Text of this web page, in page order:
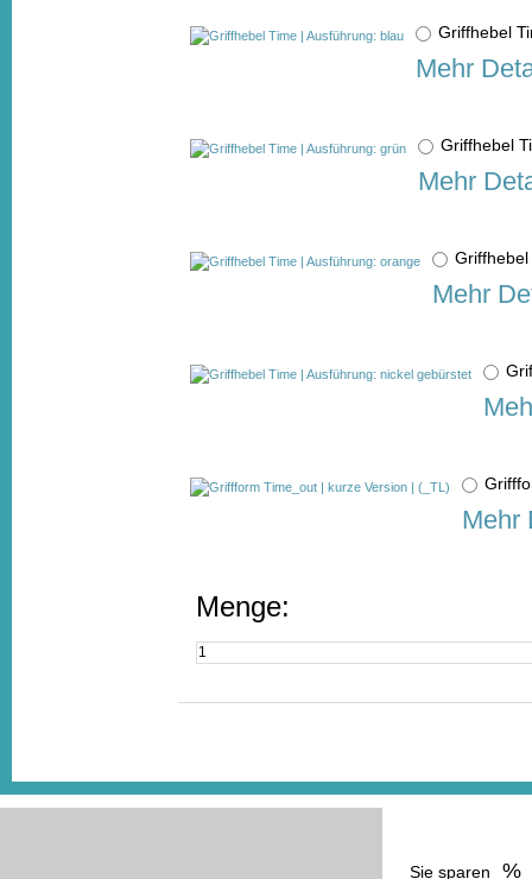
Griffhebel
Mehr
Griffhebel
Mehr
Mehr
Mehr
Menge:
Sie sparen %